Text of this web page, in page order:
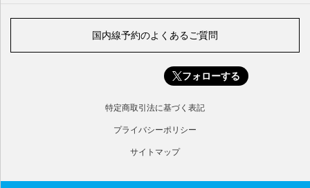
喜界島空港
国内線予約のよくあるご質問
フォローする
特定商取引法に基づく表記
プライバシーポリシー
サイトマップ